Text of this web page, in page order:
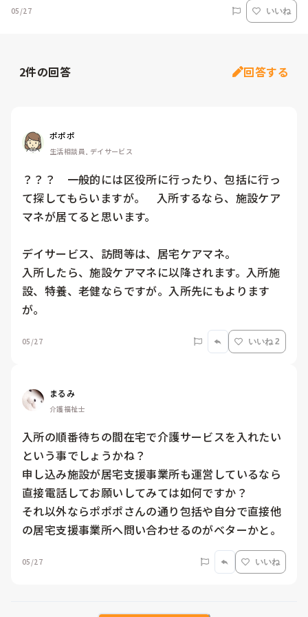
05/27 いいね
2件の回答 回答する
ポポポ
生活相談員, デイサービス
？？？　一般的には区役所に行ったり、包括に行っ
て探してもらいますが。　入所するなら、施設ケア
マネが居てると思います。
デイサービス、訪問等は、居宅ケアマネ。
入所したら、施設ケアマネに以降されます。入所施
設、特養、老健ならですが。入所先にもよります
が。
05/27 いいね 2
まるみ
介護福祉士
入所の順番待ちの間在宅で介護サービスを入れたい
という事でしょうかね？
申し込み施設が居宅支援事業所も運営しているなら
直接電話してお願いしてみては如何ですか？
それ以外ならポポポさんの通り包括や自分で直接他
05/27 いいね